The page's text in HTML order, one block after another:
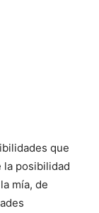
que
la posibilidad
mía, de